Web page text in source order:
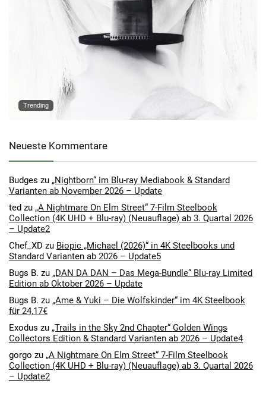
Trending
Neueste Kommentare
Budges zu „Nightborn“ im Blu-ray Mediabook & Standard
Varianten ab November 2026 – Update
ted zu „A Nightmare On Elm Street“ 7-Film Steelbook
Collection (4K UHD + Blu-ray) (Neuauflage) ab 3. Quartal 2026
– Update2
Chef_XD zu Biopic „Michael (2026)“ in 4K Steelbooks und
Standard Varianten ab 2026 – Update5
Bugs B. zu „DAN DA DAN – Das Mega-Bundle“ Blu-ray Limited
Edition ab Oktober 2026 – Update
Bugs B. zu „Ame & Yuki – Die Wolfskinder“ im 4K Steelbook
für 24,17€
Exodus zu „Trails in the Sky 2nd Chapter“ Golden Wings
Collectors Edition & Standard Varianten ab 2026 – Update4
gorgo zu „A Nightmare On Elm Street“ 7-Film Steelbook
Collection (4K UHD + Blu-ray) (Neuauflage) ab 3. Quartal 2026
– Update2